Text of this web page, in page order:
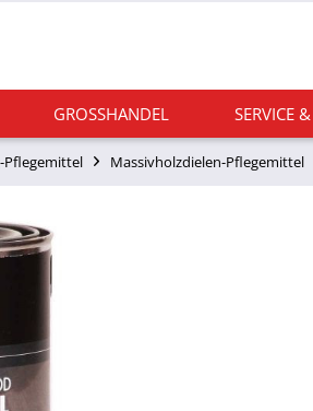
GROSSHANDEL SERVICE
Pflegemittel Massivholzdielen-Pflegemittel